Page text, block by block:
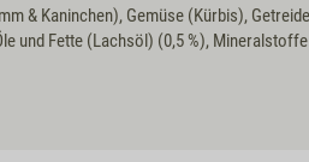
& Kaninchen), Gemüse (Kürbis),
und Fette (Lachsöl) (0,5 %), Mineralstoffe